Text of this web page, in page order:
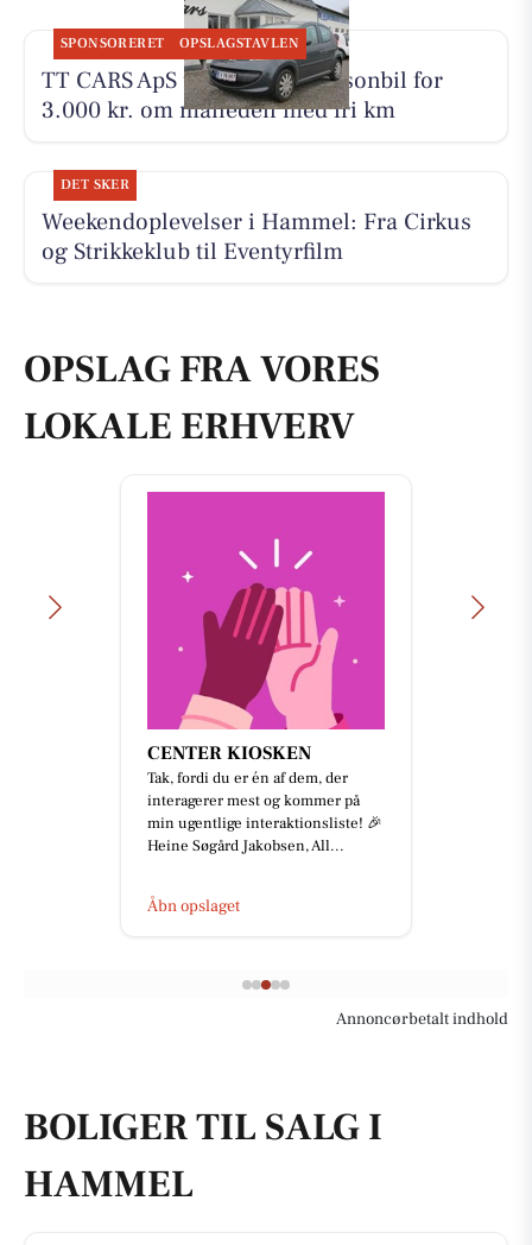
SPONSORERET OPSLAGSTAVLEN
TT CARS ApS udlejer lille personbil for
3.000 kr. om måneden med fri km
DET SKER
Weekendoplevelser i Hammel: Fra Cirkus
og Strikkeklub til Eventyrfilm
OPSLAG FRA VORES
LOKALE ERHVERV
CENTER KIOSKEN
Tak, fordi du er én af dem, der
interagerer mest og kommer på
min ugentlige interaktionsliste! 🎉
Heine Søgård Jakobsen, All...
Åbn opslaget
Annoncørbetalt indhold
BOLIGER TIL SALG I
HAMMEL